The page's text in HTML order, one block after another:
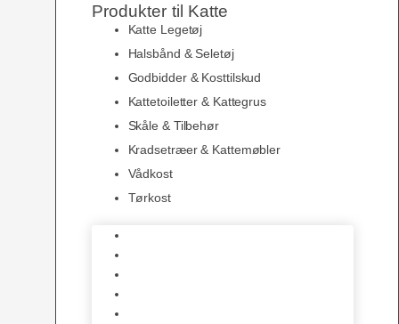
Produkter til Katte
Katte Legetøj
Halsbånd & Seletøj
Godbidder & Kosttilskud
Kattetoiletter & Kattegrus
Skåle & Tilbehør
Kradsetræer & Kattemøbler
Vådkost
Tørkost